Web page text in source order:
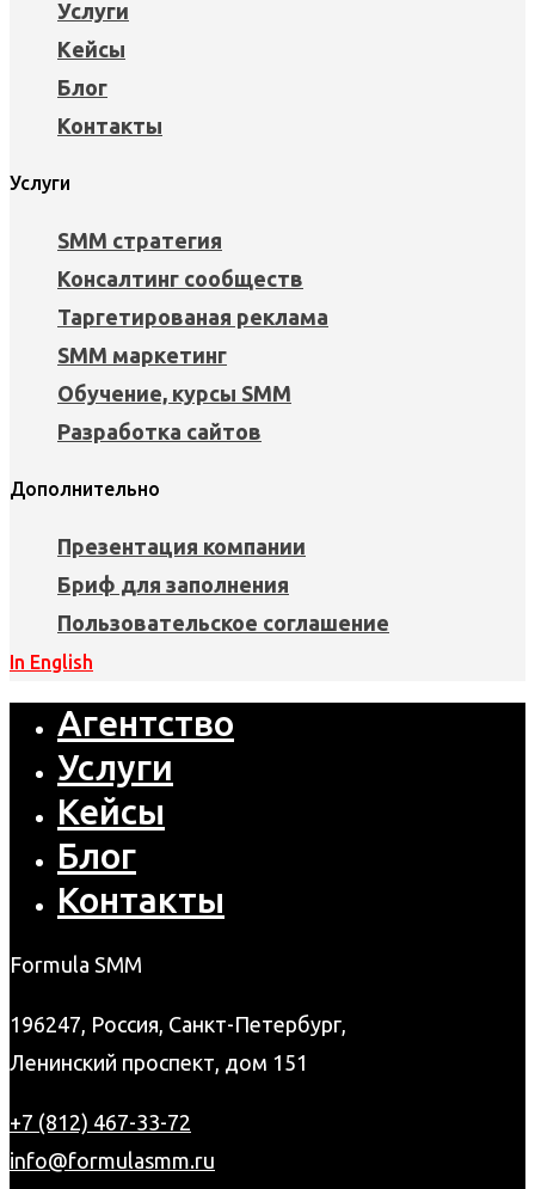
Услуги
Кейсы
Блог
Контакты
Услуги
SMM стратегия
Консалтинг сообществ
Таргетированая реклама
SMM маркетинг
Обучение, курсы SMM
Разработка сайтов
Дополнительно
Презентация компании
Бриф для заполнения
Пользовательское соглашение
In English
Агентство
Услуги
Кейсы
Блог
Контакты
Formula SMM
196247, Россия, Санкт-Петербург,
Ленинский проспект, дом 151
+7 (812) 467-33-72
info@formulasmm.ru